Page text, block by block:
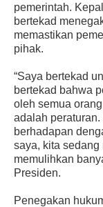
pemerintah.
bertekad
memastikan
pihak.
“Saya bertekad
bertekad bahwa
oleh semua
adalah
berhadapan
saya, kita
memulihkan
Presiden.
Penegakan